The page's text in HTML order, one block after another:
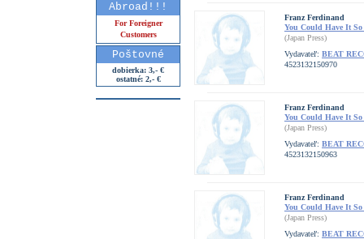
Abroad!!!
For Foreigner
Customers
Poštovné
dobierka: 3,- €
ostatné: 2,- €
Franz Ferdinand
You Could Have It
(Japan Press)
Vydavateľ: BEAT
4523132150970
Franz Ferdinand
You Could Have It
(Japan Press)
Vydavateľ: BEAT
4523132150963
Franz Ferdinand
You Could Have It
(Japan Press)
Vydavateľ: BEAT